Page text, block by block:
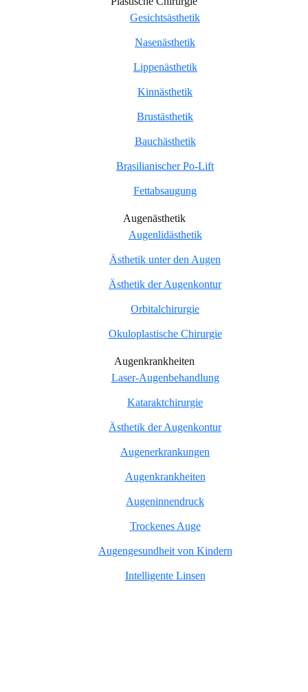
Gesichtsästhetik
Nasenästhetik
Lippenästhetik
Kinnästhetik
Brustästhetik
Bauchästhetik
Brasilianischer Po-Lift
Fettabsaugung
Augenästhetik
Augenlidästhetik
Ästhetik unter den Augen
Ästhetik der Augenkontur
Orbitalchirurgie
Okuloplastische Chirurgie
Augenkrankheiten
Laser-Augenbehandlung
Kataraktchirurgie
Ästhetik der Augenkontur
Augenerkrankungen
Augenkrankheiten
Augeninnendruck
Trockenes Auge
Augengesundheit von Kindern
Intelligente Linsen